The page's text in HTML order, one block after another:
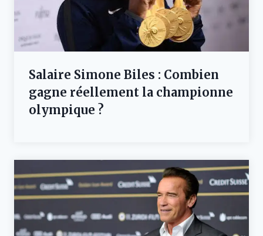
Salaire Simone Biles : Combien
gagne réellement la championne
olympique ?